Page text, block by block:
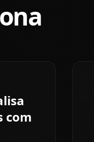
com